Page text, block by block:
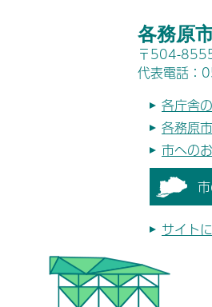
各務原
〒504-
代表電話
各庁舎
各務原
市への
サイト